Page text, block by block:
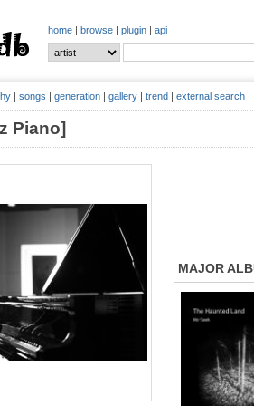
home | browse | plugin | api
| songs | generation | gallery | trend | external search
Piano]
MAJOR